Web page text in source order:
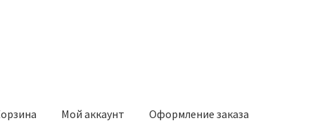
Мой аккаунт Оформление заказа